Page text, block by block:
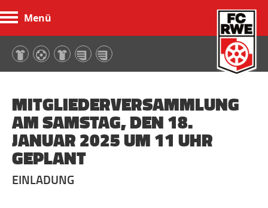
Menü
MITGLIEDERVERSAMMLUNG
AM SAMSTAG, DEN 18.
JANUAR 2025 UM 11 UHR
GEPLANT
EINLADUNG